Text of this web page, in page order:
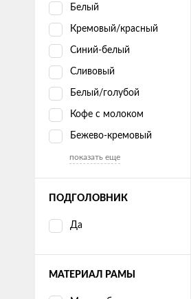
Белый
Кремовый/красный
Синий-белый
Сливовый
Белый/голубой
Кофе с молоком
Бежево-кремовый
показать еще
ПОДГОЛОВНИК
Да
МАТЕРИАЛ РАМЫ